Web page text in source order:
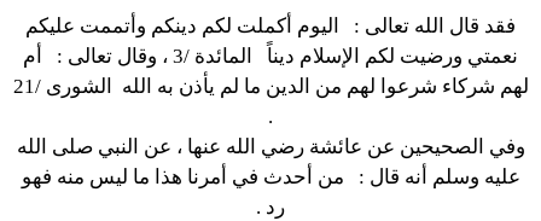
فقد قال الله تعالى :
اليوم أكملت لكم دينكم وأتممت عليكم
نعمتي ورضيت لكم الإسلام ديناً
المائدة /3 ، وقال تعالى :
أم
لهم شركاء شرعوا لهم من الدين ما لم يأذن به الله
الشورى /21
.
وفي الصحيحين عن عائشة رضي الله عنها ، عن النبي صلى الله
عليه وسلم أنه قال : من أحدث في أمرنا هذا ما ليس منه فهو
رد .